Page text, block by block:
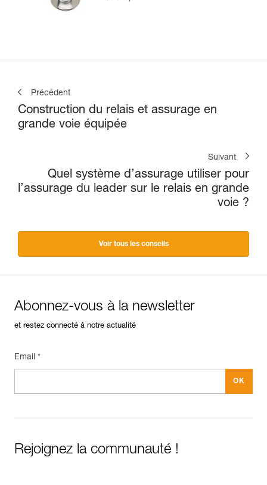
Précédent
Construction du relais et assurage en
grande voie équipée
Suivant
Quel système d’assurage utiliser pour
l’assurage du leader sur le relais en grande
voie ?
Voir tous les conseils
Abonnez-vous à la newsletter
et restez connecté à notre actualité
Email *
Rejoignez la communauté !